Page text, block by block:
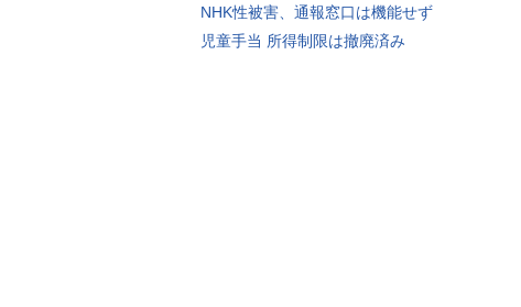
NHK性被害、通報窓口は機能せず
児童手当 所得制限は撤廃済み